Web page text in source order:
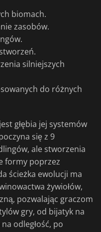
biomach.
zasobów.
silniejszych
do różnych
głębia jej systemów
się z 9
ale stworzenia
formy poprzez
ścieżka ewolucji ma
żywiołów,
pozwalając graczom
gry, od bijatyk na
odległość, po